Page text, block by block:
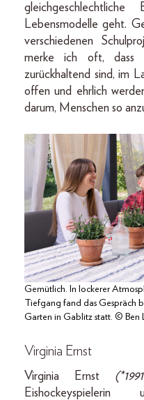
Lebensmodelle geht.
verschiedenen
merke ich oft, dass
zurückhaltend sind, im
offen und ehrlich
darum, Menschen so
Gemütlich. In lockerer
Tiefgang fand das Gespräch
Garten in Gablitz statt. © Ben
Virginia Ernst
Virginia Ernst